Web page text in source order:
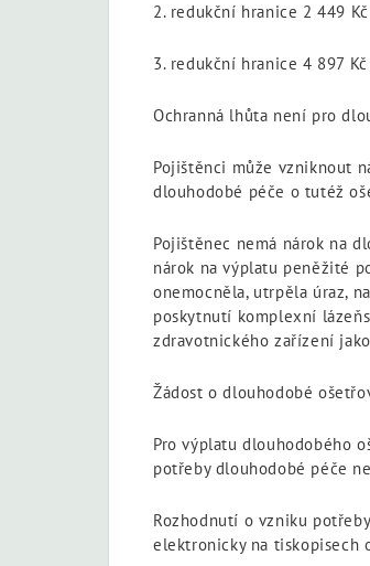
2. redukční hranice 2 449 Kč
3. redukční hranice 4 897 Kč
Ochranná lhůta není pro
Pojištěnci může vzniknout
dlouhodobé péče o tutéž
Pojištěnec nemá nárok na
nárok na výplatu peněžité
onemocněla, utrpěla úraz,
poskytnutí komplexní
zdravotnického zařízení
Žádost o dlouhodobé
Pro výplatu dlouhodobého
potřeby dlouhodobé péče
Rozhodnutí o vzniku
elektronicky na tiskopisech